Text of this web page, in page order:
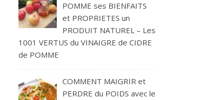
POMME ses BIENFAITS
et PROPRIETES un
PRODUIT NATUREL – Les
1001 VERTUS du VINAIGRE de CIDRE
de POMME
COMMENT MAIGRIR et
PERDRE du POIDS avec le